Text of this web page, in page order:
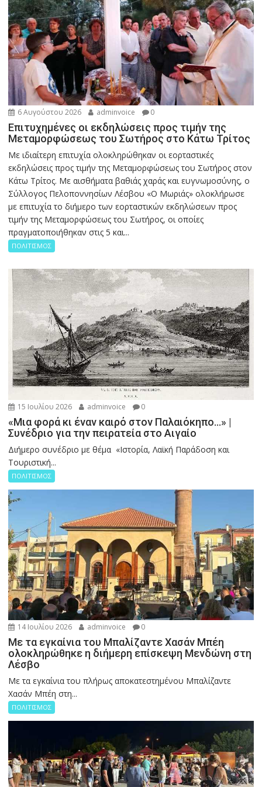
6 Αυγούστου 2026 adminvoice 0
Επιτυχημένες οι εκδηλώσεις προς τιμήν της
Μεταμορφώσεως του Σωτήρος στο Κάτω Τρίτος
Με ιδιαίτερη επιτυχία ολοκληρώθηκαν οι εορταστικές
εκδηλώσεις προς τιμήν της Μεταμορφώσεως του Σωτήρος στον
Κάτω Τρίτος. Με αισθήματα βαθιάς χαράς και ευγνωμοσύνης, ο
Σύλλογος Πελοποννησίων Λέσβου «Ο Μωριάς» ολοκλήρωσε
με επιτυχία το διήμερο των εορταστικών εκδηλώσεων προς
τιμήν της Μεταμορφώσεως του Σωτήρος, οι οποίες
πραγματοποιήθηκαν στις 5 και...
ΠΟΛΙΤΙΣΜΟΣ
15 Ιουλίου 2026 adminvoice 0
«Μια φορά κι έναν καιρό στον Παλαιόκηπο…» |
Συνέδριο για την πειρατεία στο Αιγαίο
Διήμερο συνέδριο με θέμα «Ιστορία, Λαϊκή Παράδοση και
Τουριστική...
ΠΟΛΙΤΙΣΜΟΣ
14 Ιουλίου 2026 adminvoice 0
Με τα εγκαίνια του Μπαλίζαντε Χασάν Μπέη
ολοκληρώθηκε η διήμερη επίσκεψη Μενδώνη στη
Λέσβο
Με τα εγκαίνια του πλήρως αποκατεστημένου Μπαλίζαντε
Χασάν Μπέη στη...
ΠΟΛΙΤΙΣΜΟΣ